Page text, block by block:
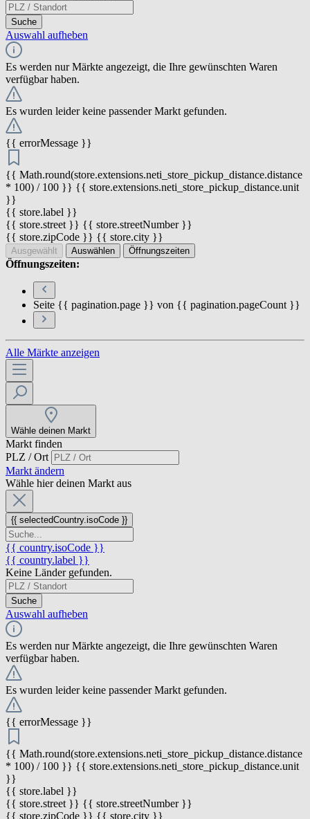
Suche
Auswahl aufheben
Es werden nur Märkte angezeigt, die Ihre gewünschten Waren
verfügbar haben.
Es wurden leider keine passender Markt gefunden.
{{ errorMessage }}
{{ Math.round(store.extensions.neti_store_pickup_distance.distance
* 100) / 100 }} {{ store.extensions.neti_store_pickup_distance.unit
}}
{{ store.label }}
{{ store.street }} {{ store.streetNumber }}
{{ store.zipCode }} {{ store.city }}
Ausgewählt Auswählen Öffnungszeiten
Öffnungszeiten:
Seite {{ pagination.page }} von {{ pagination.pageCount }}
Alle Märkte anzeigen
Wähle deinen Markt
Markt finden
PLZ / Ort
Markt ändern
Wähle hier deinen Markt aus
{{ selectedCountry.isoCode }}
{{ country.isoCode }}
{{ country.label }}
Keine Länder gefunden.
Suche
Auswahl aufheben
Es werden nur Märkte angezeigt, die Ihre gewünschten Waren
verfügbar haben.
Es wurden leider keine passender Markt gefunden.
{{ errorMessage }}
{{ Math.round(store.extensions.neti_store_pickup_distance.distance
* 100) / 100 }} {{ store.extensions.neti_store_pickup_distance.unit
}}
{{ store.label }}
{{ store.street }} {{ store.streetNumber }}
{{ store.zipCode }} {{ store.city }}